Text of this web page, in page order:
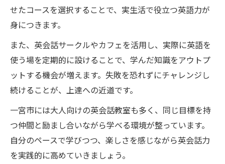
せたコースを選択することで、実生活で役立つ英語力が
身につきます。
また、英会話サークルやカフェを活用し、実際に英語を
使う場を定期的に設けることで、学んだ知識をアウトプ
ットする機会が増えます。失敗を恐れずにチャレンジし
続けることが、上達への近道です。
一宮市には大人向けの英会話教室も多く、同じ目標を持
つ仲間と励まし合いながら学べる環境が整っています。
自分のペースで学びつつ、楽しさを感じながら英会話力
を実践的に高めていきましょう。